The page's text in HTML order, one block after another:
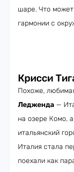
шаре. Что
гармонии с
Крисси
Похоже,
Ледженда —
на озере Комо,
итальянский
Италия стала
поехали как